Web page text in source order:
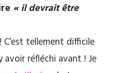
« il devrait être
tellement difficile
réfléchi avant ! Je